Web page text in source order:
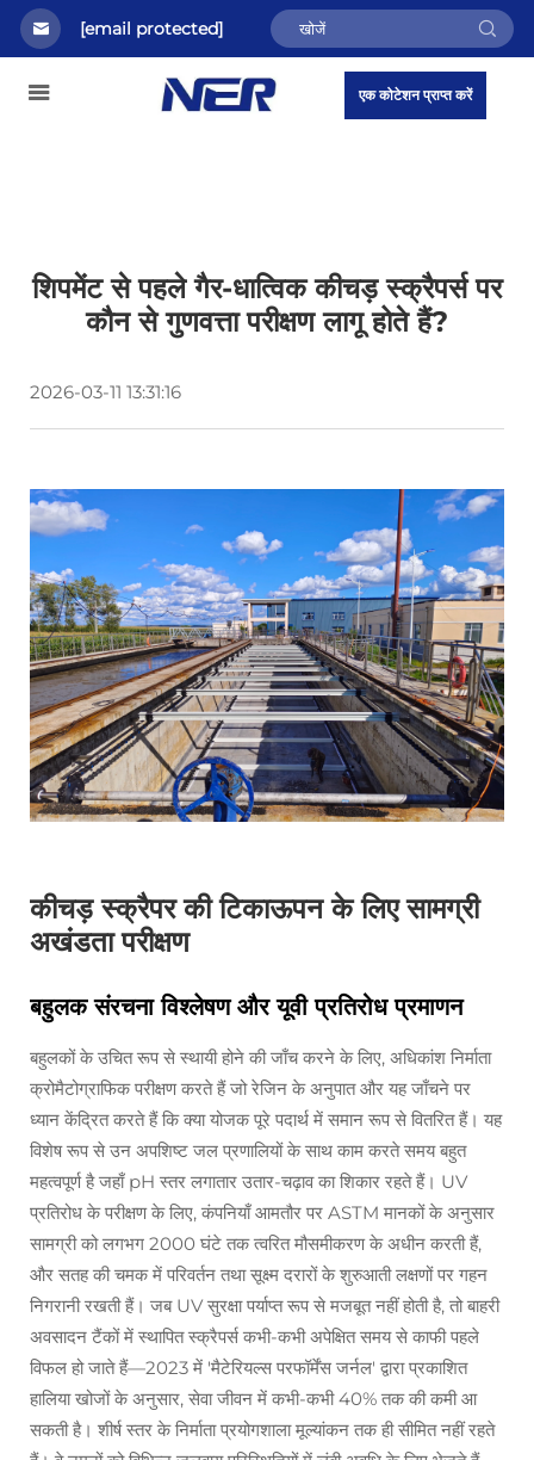
[email protected]
एक कोटेशन प्राप्त करें
शिपमेंट से पहले गैर-धात्विक कीचड़ स्क्रैपर्स पर
कौन से गुणवत्ता परीक्षण लागू होते हैं?
2026-03-11 13:31:16
कीचड़ स्क्रैपर की टिकाऊपन के लिए सामग्री
अखंडता परीक्षण
बहुलक संरचना विश्लेषण और यूवी प्रतिरोध प्रमाणन
बहुलकों के उचित रूप से स्थायी होने की जाँच करने के लिए, अधिकांश निर्माता
क्रोमैटोग्राफिक परीक्षण करते हैं जो रेजिन के अनुपात और यह जाँचने पर
ध्यान केंद्रित करते हैं कि क्या योजक पूरे पदार्थ में समान रूप से वितरित हैं। यह
विशेष रूप से उन अपशिष्ट जल प्रणालियों के साथ काम करते समय बहुत
महत्वपूर्ण है जहाँ pH स्तर लगातार उतार-चढ़ाव का शिकार रहते हैं। UV
प्रतिरोध के परीक्षण के लिए, कंपनियाँ आमतौर पर ASTM मानकों के अनुसार
सामग्री को लगभग 2000 घंटे तक त्वरित मौसमीकरण के अधीन करती हैं,
और सतह की चमक में परिवर्तन तथा सूक्ष्म दरारों के शुरुआती लक्षणों पर गहन
निगरानी रखती हैं। जब UV सुरक्षा पर्याप्त रूप से मजबूत नहीं होती है, तो बाहरी
अवसादन टैंकों में स्थापित स्क्रैपर्स कभी-कभी अपेक्षित समय से काफी पहले
विफल हो जाते हैं—2023 में 'मैटेरियल्स परफॉर्मेंस जर्नल' द्वारा प्रकाशित
हालिया खोजों के अनुसार, सेवा जीवन में कभी-कभी 40% तक की कमी आ
सकती है। शीर्ष स्तर के निर्माता प्रयोगशाला मूल्यांकन तक ही सीमित नहीं रहते